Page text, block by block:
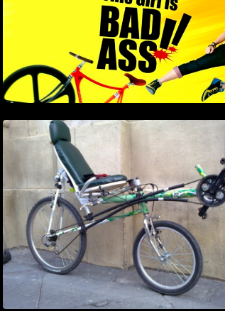
en bici
Como construir una bicicleta
reclinada corta paso a paso